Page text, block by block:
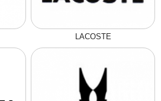
LACOSTE